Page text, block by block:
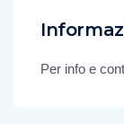
Per info e